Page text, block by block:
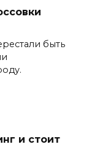
быть
и стоит